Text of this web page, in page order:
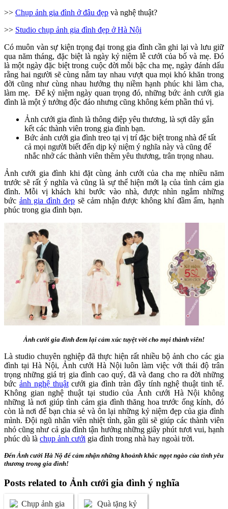
>> Chụp ảnh gia đình ở đâu đẹp và nghệ thuật?
>> Studio chụp ảnh gia đình đẹp ở Hà Nội
Có muôn vàn sự kiện trọng đại trong gia đình cần ghi lại và lưu giữ
qua năm tháng, đặc biệt là ngày kỷ niệm lễ cưới của bố và mẹ. Đó
là một ngày đặc biệt trong cuộc đời mỗi bậc cha mẹ, ngày đánh dấu
rằng hai người sẽ cùng nắm tay nhau vượt qua mọi khó khăn trong
đời cũng như cùng nhau hưởng thụ niềm hạnh phúc khi làm cha,
làm mẹ. Để kỷ niệm ngày quan trọng đó, những bức ảnh cưới gia
đình là một ý tưởng độc đáo nhưng cũng không kém phần thú vị.
Ảnh cưới gia đình là thông điệp yêu thương, là sợi dây gắn
kết các thành viên trong gia đình bạn.
Bức ảnh cưới gia đình treo tại vị trí đặc biệt trong nhà để tất
cả mọi người biết đến dịp kỷ niệm ý nghĩa này và cũng để
nhắc nhở các thành viên thêm yêu thương, trân trọng nhau.
Ảnh cưới gia đình khi đặt cùng ảnh cưới của cha mẹ nhiều năm
trước sẽ rất ý nghĩa và cũng là sự thể hiện mới lạ của tình cảm gia
đình. Mỗi vị khách khi bước vào nhà, được nhìn ngắm những
bức ảnh gia đình đẹp sẽ cảm nhận được không khí đầm ấm, hạnh
phúc trong gia đình bạn.
Ảnh cưới gia đình đem lại cảm xúc tuyệt vời cho mọi thành viên!
Là studio chuyên nghiệp đã thực hiện rất nhiều bộ ảnh cho các gia
đình tại Hà Nội, Ảnh cưới Hà Nội luôn làm việc với thái độ trân
trọng những giá trị gia đình cao quý, đã và đang cho ra đời những
bức ảnh nghệ thuậtcưới gia đình tràn đầy tính nghệ thuật tinh tế.
Không gian nghệ thuật tại studio của Ảnh cưới Hà Nội không
những là nơi giúp tình cảm gia đình thăng hoa trước ống kính, đó
còn là nơi để bạn chia sẻ và ôn lại những kỷ niệm đẹp của gia đình
mình. Đội ngũ nhân viên nhiệt tình, gần gũi sẽ giúp các thành viên
nhỏ cũng như cả gia đình tận hưởng những giây phút tươi vui, hạnh
phúc dù là chụp ảnh cưới gia đình trong nhà hay ngoài trời.
Đến Ảnh cưới Hà Nộ để cảm nhận những khoảnh khắc ngọt ngào của tình yêu
thương trong gia đình!
Posts related to Ảnh cưới gia đình ý nghĩa